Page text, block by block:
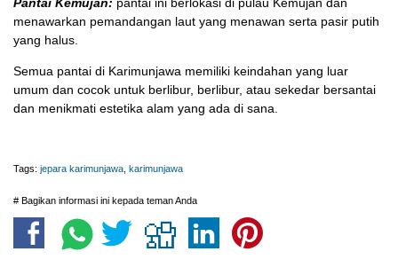
Pantai Kemujan: pantai ini berlokasi di pulau Kemujan dan
menawarkan pemandangan laut yang menawan serta pasir putih
yang halus.
Semua pantai di Karimunjawa memiliki keindahan yang luar
umum dan cocok untuk berlibur, berlibur, atau sekedar bersantai
dan menikmati estetika alam yang ada di sana.
Tags: jepara karimunjawa karimunjawa
# Bagikan informasi ini kepada teman Anda